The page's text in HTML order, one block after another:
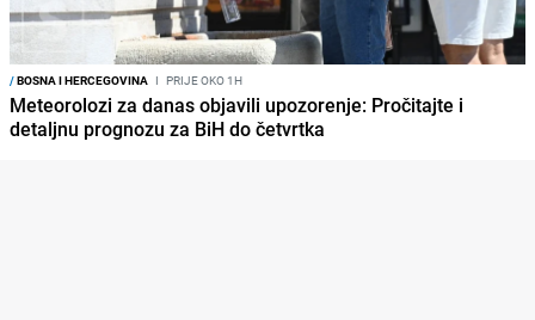
/BOSNA I HERCEGOVINA I PRIJE OKO 1H
Meteorolozi za danas objavili upozorenje: Pročitajte i
detaljnu prognozu za BiH do četvrtka